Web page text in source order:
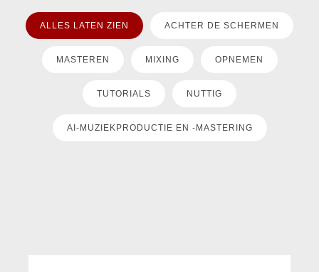
ALLES LATEN ZIEN ACHTER DE SCHERMEN
MASTEREN MIXING OPNEMEN
TUTORIALS NUTTIG
AI-MUZIEKPRODUCTIE EN -MASTERING